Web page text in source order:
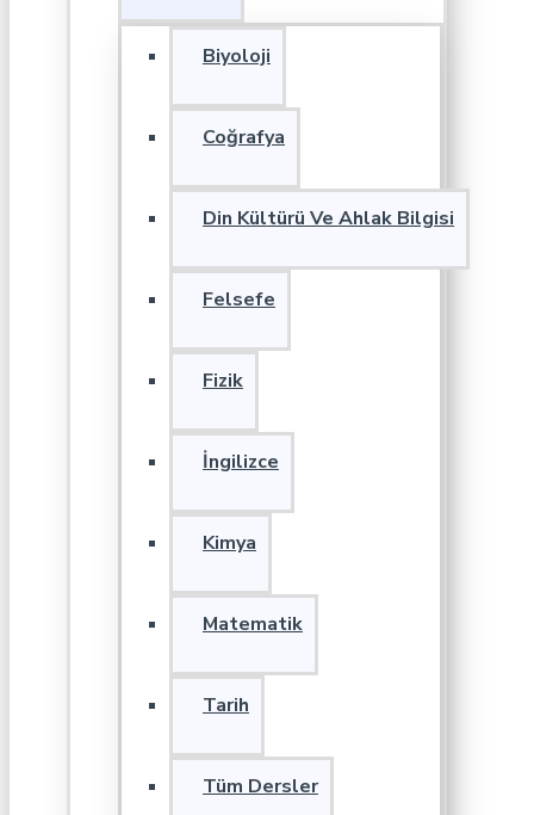
Biyoloji
Coğrafya
Din Kültürü Ve Ahlak Bilgisi
Felsefe
Fizik
İngilizce
Kimya
Matematik
Tarih
Tüm Dersler